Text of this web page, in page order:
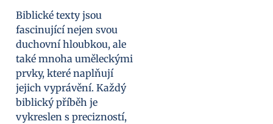
Biblické texty jsou
fascinující nejen svou
duchovní hloubkou, ale
také mnoha uměleckými
prvky, které naplňují
jejich vyprávění. Každý
biblický příběh je
vykreslen s precizností,